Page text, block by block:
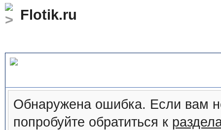
Flotik.ru
Обнаружена ошибка. Если вам
попробуйте обратиться к